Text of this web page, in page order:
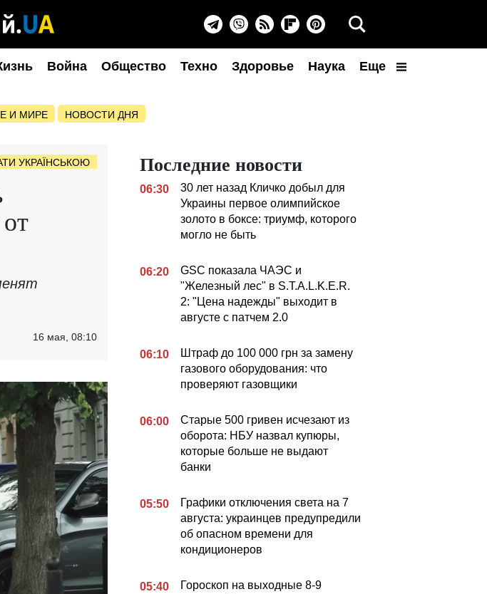
Война Общество Техно Здоровье Наука Еще
И МИРЕ НОВОСТИ ДНЯ
УКРАЇНСЬКОЮ
16 мая, 08:10
Последние новости
06:30
30 лет назад Кличко добыл для
Украины первое олимпийское
золото в боксе: триумф, которого
могло не быть
06:20
GSC показала ЧАЭС и
"Железный лес" в S.T.A.L.K.E.R.
2: "Цена надежды" выходит в
августе с патчем 2.0
06:10
Штраф до 100 000 грн за замену
газового оборудования: что
проверяют газовщики
06:00
Старые 500 гривен исчезают из
оборота: НБУ назвал купюры,
которые больше не выдают
банки
05:50
Графики отключения света на 7
августа: украинцев предупредили
об опасном времени для
кондиционеров
05:40
Гороскоп на выходные 8-9